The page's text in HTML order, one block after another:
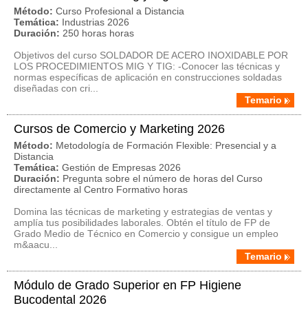
Método: Curso Profesional a Distancia
Temática: Industrias 2026
Duración: 250 horas horas
Objetivos del curso SOLDADOR DE ACERO INOXIDABLE POR
LOS PROCEDIMIENTOS MIG Y TIG: -Conocer las técnicas y
normas específicas de aplicación en construcciones soldadas
diseñadas con cri...
Temario
Cursos de Comercio y Marketing 2026
Método: Metodología de Formación Flexible: Presencial y a
Distancia
Temática: Gestión de Empresas 2026
Duración: Pregunta sobre el número de horas del Curso
directamente al Centro Formativo horas
Domina las técnicas de marketing y estrategias de ventas y
amplía tus posibilidades laborales. Obtén el título de FP de
Grado Medio de Técnico en Comercio y consigue un empleo
m&aacu...
Temario
Módulo de Grado Superior en FP Higiene
Bucodental 2026